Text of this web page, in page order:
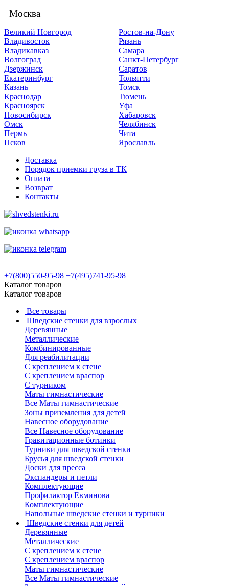
Москва
Великий Новгород
Владивосток
Владикавказ
Волгоград
Дзержинск
Екатеринбург
Казань
Краснодар
Красноярск
Новосибирск
Омск
Пермь
Псков
Ростов-на-Дону
Рязань
Самара
Санкт-Петербург
Саратов
Тольятти
Томск
Тюмень
Уфа
Хабаровск
Челябинск
Чита
Ярославль
Доставка
Порядок приемки груза в ТК
Оплата
Возврат
Контакты
+7(800)550-95-98 +7(495)741-95-98
Каталог товаров
Каталог товаров
Все товары
Шведские стенки для взрослых
Деревянные
Металлические
Комбинированные
Для реабилитации
С креплением к стене
С креплением враспор
С турником
Маты гимнастические
Все Маты гимнастические
Зоны приземления для детей
Навесное оборудование
Все Навесное оборудование
Гравитационные ботинки
Турники для шведской стенки
Брусья для шведской стенки
Доски для пресса
Экспандеры и петли
Комплектующие
Профилактор Евминова
Комплектующие
Напольные шведские стенки и турники
Шведские стенки для детей
Деревянные
Металлические
С креплением к стене
С креплением враспор
Маты гимнастические
Все Маты гимнастические